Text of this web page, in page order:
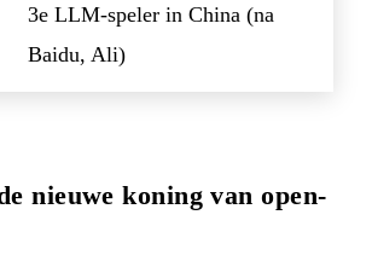
3e LLM-speler in China (na
Baidu, Ali)
nieuwe koning van open-